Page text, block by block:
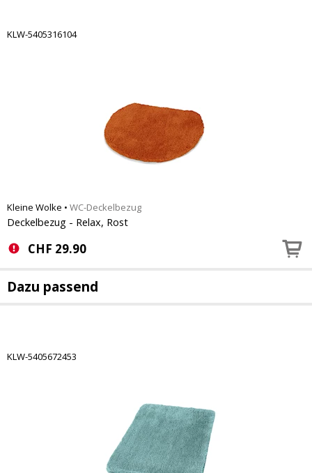
KLW-5405316104
Kleine Wolke • WC-Deckelbezug
Deckelbezug - Relax, Rost
CHF 29.90
Dazu passend
KLW-5405672453